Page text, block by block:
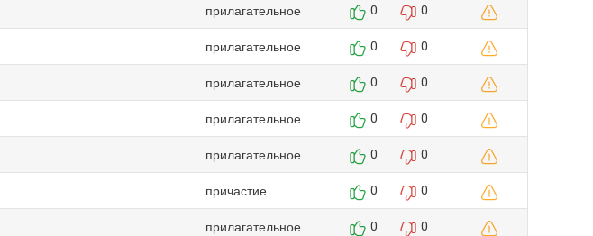
прилагательное 0 0
прилагательное 0 0
прилагательное 0 0
прилагательное 0 0
прилагательное 0 0
причастие 0 0
прилагательное 0 0